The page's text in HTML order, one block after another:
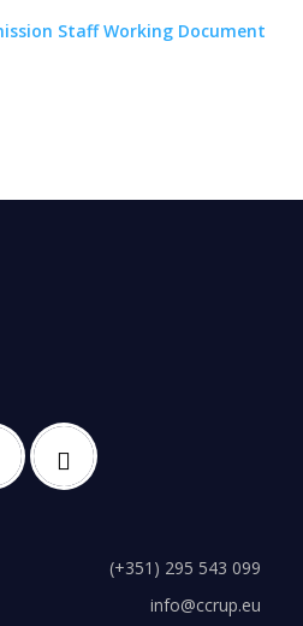
Staff Working Document
(+351) 295 543 099
info@ccrup.eu